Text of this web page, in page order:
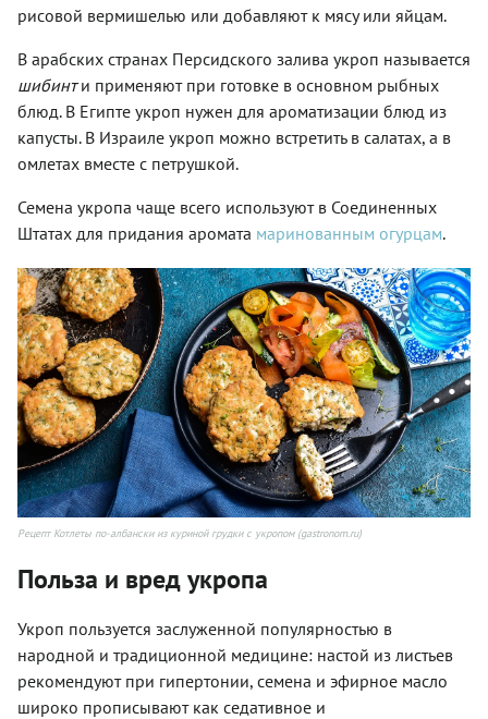
рисовой вермишелью или добавляют к мясу или яйцам.
В арабских странах Персидского залива укроп называется
шибинти применяют при готовке в основном рыбных
блюд. В Египте укроп нужен для ароматизации блюд из
капусты. В Израиле укроп можно встретить в салатах, а в
омлетах вместе с петрушкой.
Семена укропа чаще всего используют в Соединенных
Штатах для придания аромата маринованным огурцам.
Рецепт Котлеты по-албански из куриной грудки с укропом (gastronom.ru)
Польза и вред укропа
Укроп пользуется заслуженной популярностью в
народной и традиционной медицине: настой из листьев
рекомендуют при гипертонии, семена и эфирное масло
широко прописывают как седативное и